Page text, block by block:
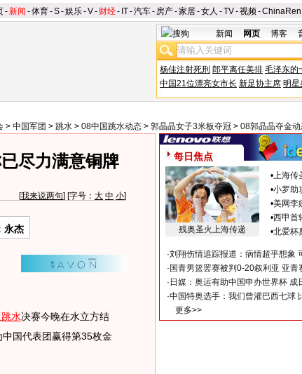
-新闻 -体育-S-娱乐-V- 财经- IT-汽车- 房产-家居-女人 -TV-视频-ChinaRen
新闻 网页 博客
杨佳注射死刑 郎平离任美排 毛泽东的
中国21位漂亮女市长 新足协主席 明星
> 中国军团 > 跳水 > 08中国跳水动态 > 郭晶晶女子3米板夺冠 > 08郭晶晶夺金
尽力满意铜牌
[我来说两句] [字号： 大 中 小]
永杰
跳水决赛今晚在水立方结
国代表团赢得第35枚金
每日焦点
残奥圣火上海传递
•上海传
•小罗助
•美网李
•西甲首
•北爱杯
·刘翔伤情追踪报道：病情超乎想象
· 国青男篮罢赛被判0-20叙利亚 亚青
· 日媒：奥运有助中国申办世界杯 成
·中国特奥选手：我们曾灌巴西七球
更多>>